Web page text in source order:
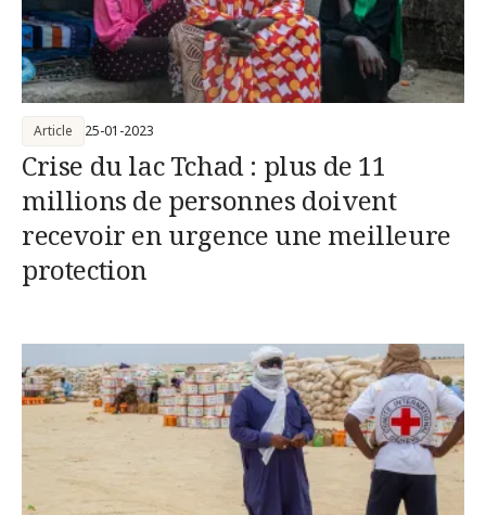
Crise du lac Tchad : plus de 11
millions de personnes doivent
recevoir en urgence une meilleure
protection
Article 25-01-2023